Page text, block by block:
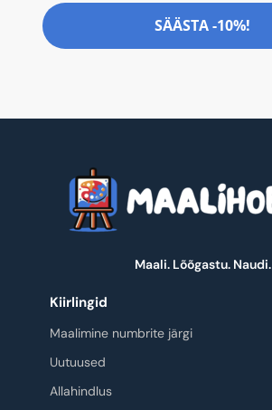
SÄÄSTA -10%!
Maali. Lõõgastu. Naudi.
Kiirlingid
Maalimine numbrite järgi
Uutuused
Allahindlus